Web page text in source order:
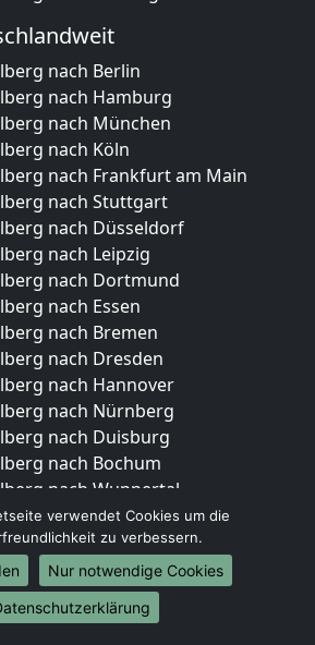
nach Berlin
nach Hamburg
nach München
nach Köln
nach Frankfurt am Main
nach Stuttgart
nach Düsseldorf
nach Leipzig
nach Dortmund
nach Essen
nach Bremen
nach Dresden
nach Hannover
nach Nürnberg
nach Duisburg
nach Bochum
nach Wuppertal
nach Bielefeld
nach Bonn
nach Münster
verwendet Cookies um die
zu verbessern.
Nur notwendige Cookies